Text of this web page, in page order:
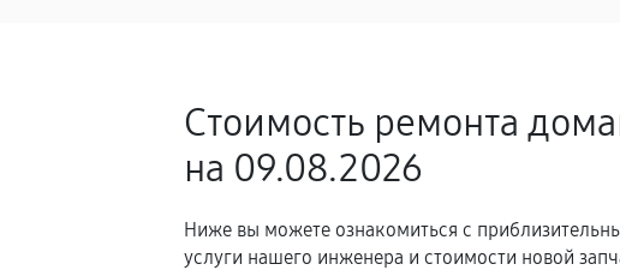
Стоимость ремонта
на 09.08.2026
Ниже вы можете ознакомиться с
услуги нашего инженера и стоимости новой